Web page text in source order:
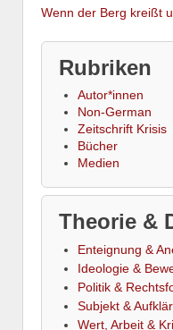
Wenn der Berg kreißt
Rubriken
Autor*innen
Non-German
Zeitschrift Krisis
Bücher
Medien
Theorie &
Enteignung &
Ideologie &
Politik &
Subjekt &
Wert, Arbeit &